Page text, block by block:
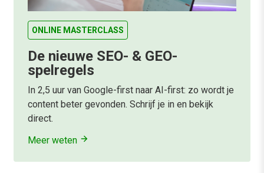
ONLINE MASTERCLASS
De nieuwe SEO- & GEO-
spelregels
In 2,5 uur van Google-first naar AI-first: zo wordt je
content beter gevonden. Schrijf je in en bekijk
direct.
Meer weten